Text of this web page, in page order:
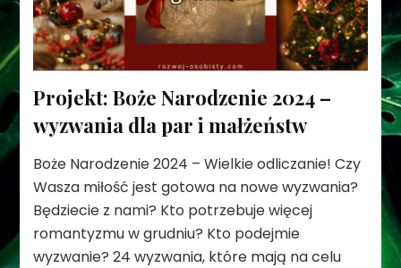
Projekt: Boże Narodzenie 2024 –
wyzwania dla par i małżeństw
Boże Narodzenie 2024 – Wielkie odliczanie! Czy
Wasza miłość jest gotowa na nowe wyzwania?
Będziecie z nami? Kto potrzebuje więcej
romantyzmu w grudniu? Kto podejmie
wyzwanie? 24 wyzwania, które mają na celu